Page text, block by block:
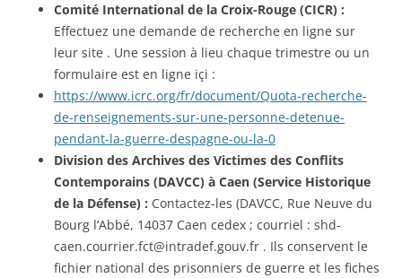
Comité International de la Croix-Rouge (CICR) :
Effectuez une demande de recherche en ligne sur
leur site . Une session à lieu chaque trimestre ou un
formulaire est en ligne içi :
https://www.icrc.org/fr/document/Quota-recherche-
de-renseignements-sur-une-personne-detenue-
pendant-la-guerre-despagne-ou-la-0
Division des Archives des Victimes des Conflits
Contemporains (DAVCC) à Caen (Service Historique
de la Défense) : Contactez-les (DAVCC, Rue Neuve du
Bourg l’Abbé, 14037 Caen cedex ; courriel : shd-
caen.courrier.fct@intradef.gouv.fr . Ils conservent le
fichier national des prisonniers de guerre et les fiches